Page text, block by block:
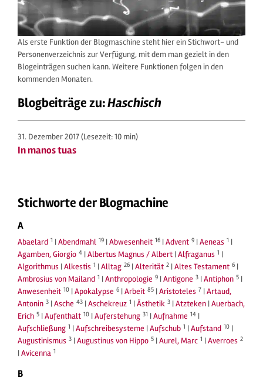
Als erste Funktion der Blogmaschine steht hier ein Stichwort- und
Personenverzeichnis zur Verfügung, mit dem man gezielt in den
Blogeinträgen suchen kann. Weitere Funktionen folgen in den
kommenden Monaten.
Blogbeiträge zu:Haschisch
31. Dezember 2017(Lesezeit: 10 min)
In manos tuas
Stichworte der Blogmachine
A
Abaelard 1 |Abendmahl 19 |Abwesenheit 16 |Advent 9 |Aeneas 1 |
Agamben, Giorgio 4 |Albertus Magnus / Albert |Alfraganus 1 |
Algorithmus |Alkestis 1 |Alltag 26 |Alterität 2 |Altes Testament 6 |
Ambrosius von Mailand 1 |Anthropologie 9 |Antigone 3 |Antiphon 5 |
Anwesenheit 10 |Apokalypse 6 |Arbeit 85 |Aristoteles 7 |Artaud,
Antonin 3 |Asche 43 |Aschekreuz 1 |Ästhetik 3 |Atzteken |Auerbach,
Erich 5 |Aufenthalt 10 |Auferstehung 31 |Aufnahme 14 |
Aufschließung 1 |Aufschreibesysteme |Aufschub 1 |Aufstand 10 |
Augustinismus 3 |Augustinus von Hippo 5 |Aurel, Marc 1 |Averroes 2
|Avicenna 1
B